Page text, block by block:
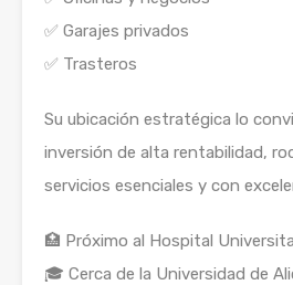
✅ Garajes privados
✅ Trasteros
Su ubicación estratégica lo
inversión de alta rentabilidad,
servicios esenciales y con
🏥 Próximo al Hospital
🎓 Cerca de la Universidad de